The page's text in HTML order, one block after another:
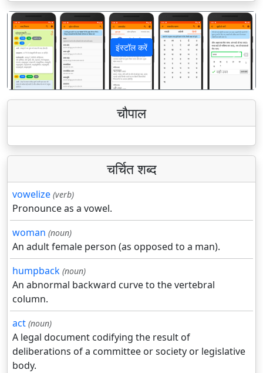
इंस्टॉल करें
पिछला अगला
चौपाल
चर्चित शब्द
vowelize (verb)
Pronounce as a vowel.
woman (noun)
An adult female person (as opposed to a man).
humpback (noun)
An abnormal backward curve to the vertebral
column.
act (noun)
A legal document codifying the result of
deliberations of a committee or society or legislative
body.